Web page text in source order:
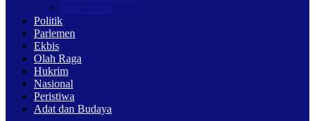
Kota Solok
Politik
Parlemen
Ekbis
Olah Raga
Hukrim
Nasional
Peristiwa
Adat dan Budaya